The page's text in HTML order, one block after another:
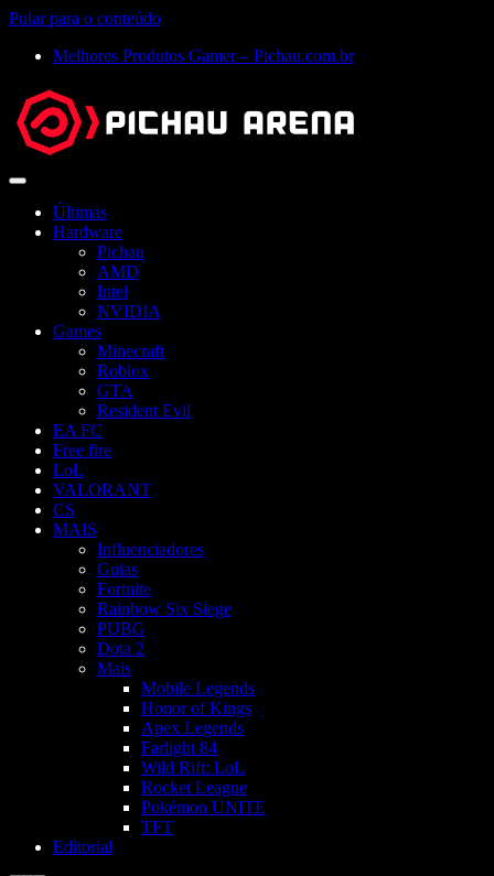
Pular para o conteúdo
Melhores Produtos Gamer – Pichau.com.br
Abrir
Últimas
Hardware
Pichau
AMD
Intel
NVIDIA
Games
Minecraft
Roblox
GTA
Resident Evil
EA FC
Free fire
LoL
VALORANT
CS
MAIS
Influenciadores
Guias
Fortnite
Rainbow Six Siege
PUBG
Dota 2
Mais
Mobile Legends
Honor of Kings
Apex Legends
Farlight 84
Wild Rift: LoL
Rocket League
Pokémon UNITE
TFT
Editorial